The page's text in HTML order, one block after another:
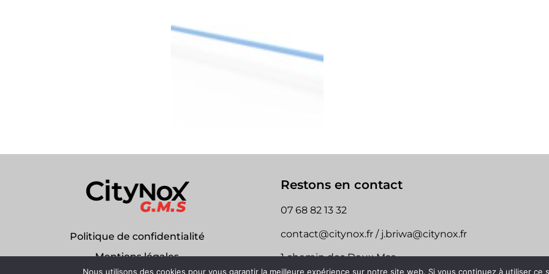
Politique de confidentialité
Mentions légales
Restons en contact
07 68 82 13 32
contact@citynox.fr / j.briwa@citynox.fr
1 chemin des Deux Mas
Nous utilisons des cookies pour vous garantir la meilleure expérience sur notre site web. Si vous continuez à utiliser